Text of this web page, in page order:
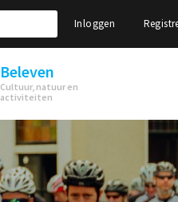
Inloggen
Beleven
Cultuur, natuur en
activiteiten